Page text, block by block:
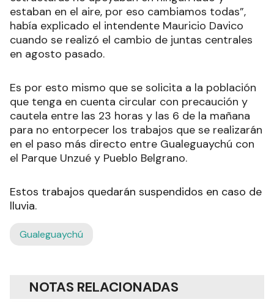
estaban en el aire, por eso cambiamos todas”,
había explicado el intendente Mauricio Davico
cuando se realizó el cambio de juntas centrales
en agosto pasado.
Es por esto mismo que se solicita a la población
que tenga en cuenta circular con precaución y
cautela entre las 23 horas y las 6 de la mañana
para no entorpecer los trabajos que se realizarán
en el paso más directo entre Gualeguaychú con
el Parque Unzué y Pueblo Belgrano.
Estos trabajos quedarán suspendidos en caso de
lluvia.
Gualeguaychú
NOTAS RELACIONADAS